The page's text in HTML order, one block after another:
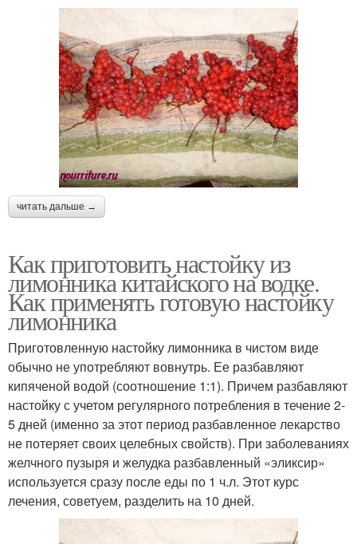
читать дальше →
Как приготовить настойку из
лимонника китайского на водке.
Как применять готовую настойку
лимонника
Приготовленную настойку лимонника в чистом виде
обычно не употребляют вовнутрь. Ее разбавляют
кипяченой водой (соотношение 1:1). Причем разбавляют
настойку с учетом регулярного потребления в течение 2-
5 дней (именно за этот период разбавленное лекарство
не потеряет своих целебных свойств). При заболеваниях
желчного пузыря и желудка разбавленный «эликсир»
используется сразу после еды по 1 ч.л. Этот курс
лечения, советуем, разделить на 10 дней.